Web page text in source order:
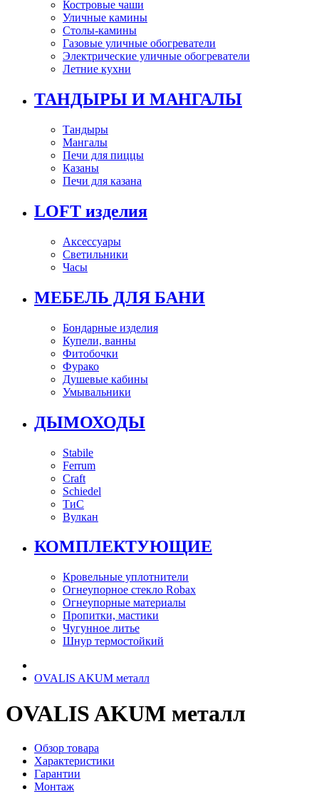
Костровые чаши
Уличные камины
Столы-камины
Газовые уличные обогреватели
Электрические уличные обогреватели
Летние кухни
ТАНДЫРЫ И МАНГАЛЫ
Тандыры
Мангалы
Печи для пиццы
Казаны
Печи для казана
LOFT изделия
Аксессуары
Светильники
Часы
МЕБЕЛЬ ДЛЯ БАНИ
Бондарные изделия
Купели, ванны
Фитобочки
Фурако
Душевые кабины
Умывальники
ДЫМОХОДЫ
Stabile
Ferrum
Craft
Schiedel
ТиС
Вулкан
КОМПЛЕКТУЮЩИЕ
Кровельные уплотнители
Огнеупорное стекло Robax
Огнеупорные материалы
Пропитки, мастики
Чугунное литье
Шнур термостойкий
OVALIS AKUM металл
OVALIS AKUM металл
Обзор товара
Характеристики
Гарантии
Монтаж